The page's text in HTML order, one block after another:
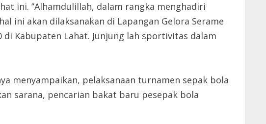
ini. ‘’Alhamdulillah, dalam rangka menghadiri
ini akan dilaksanakan di Lapangan Gelora Serame
Kabupaten Lahat. Junjung lah sportivitas dalam
menyampaikan, pelaksanaan turnamen sepak bola
sarana, pencarian bakat baru pesepak bola